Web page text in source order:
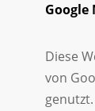
Google
Diese
von